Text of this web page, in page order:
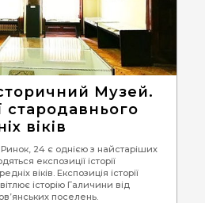
Музей.
стародавнього
віків
24 є однією з найстаріших
експозиції історії
віків. Експозиція історії
історію Галичини від
поселень.